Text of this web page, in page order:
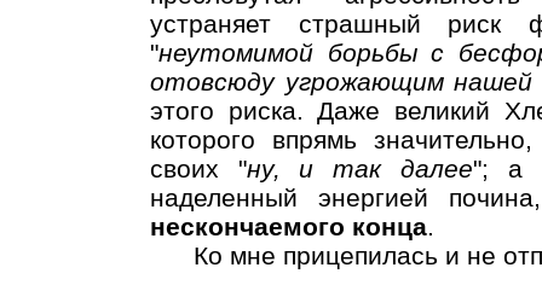
устраняет страшный
"неутомимой борьбы с
отовсюду угрожающим нашей
этого риска. Даже великий
которого впрямь
своих "ну, и так далее"; а
наделенный энергией
нескончаемого конца.
Ко мне прицепилась и не